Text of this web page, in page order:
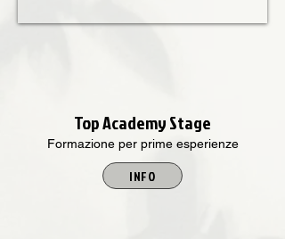
Top Academy Stage
Formazione per prime esperienze
INFO